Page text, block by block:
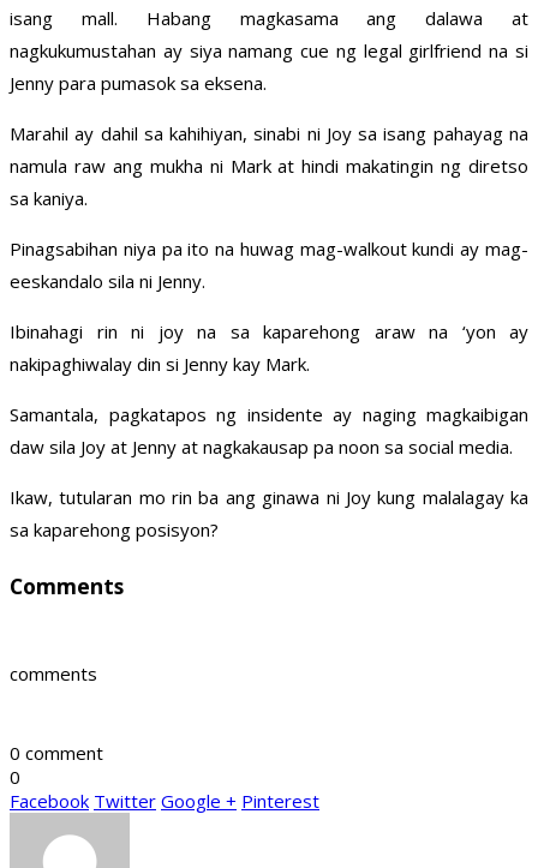
isang mall. Habang magkasama ang dalawa at
nagkukumustahan ay siya namang cue ng legal girlfriend na si
Jenny para pumasok sa eksena.
Marahil ay dahil sa kahihiyan, sinabi ni Joy sa isang pahayag na
namula raw ang mukha ni Mark at hindi makatingin ng diretso
sa kaniya.
Pinagsabihan niya pa ito na huwag mag-walkout kundi ay mag-
eeskandalo sila ni Jenny.
Ibinahagi rin ni joy na sa kaparehong araw na ‘yon ay
nakipaghiwalay din si Jenny kay Mark.
Samantala, pagkatapos ng insidente ay naging magkaibigan
daw sila Joy at Jenny at nagkakausap pa noon sa social media.
Ikaw, tutularan mo rin ba ang ginawa ni Joy kung malalagay ka
sa kaparehong posisyon?
Comments
comments
0 comment
0
Facebook Twitter Google + Pinterest